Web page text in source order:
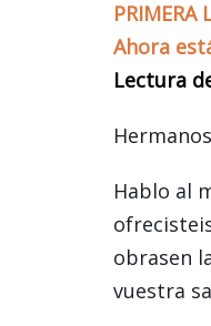
PRIMERA
Ahora
Lectura
Hablo al
obrasen
vuestra